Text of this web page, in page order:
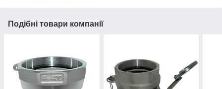
Подібні товари компанії